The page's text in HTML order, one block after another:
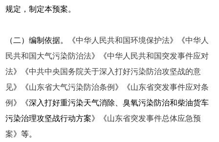
规定，制定本预案。
（二）编制依据。《中华人民共和国环境保护法》《中华人
民共和国大气污染防治法》《中华人民共和国突发事件应对
法》《中共中央国务院关于深入打好污染防治攻坚战的意
见》《山东省大气污染防治条例 》《山东省突发事件应对条
例 》《深入打好重污染天气消除、臭氧污染防治和柴油货车
污染治理攻坚战行动方案》《山东省突发事件总体应急预
案》等。